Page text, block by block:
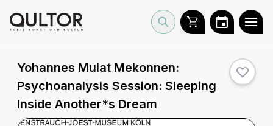
Yohannes Mulat Mekonnen:
Psychoanalysis Session: Sleeping
Inside Another*s Dream